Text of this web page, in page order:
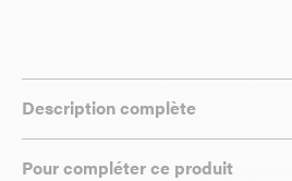
Description complète
Pour compléter ce produit